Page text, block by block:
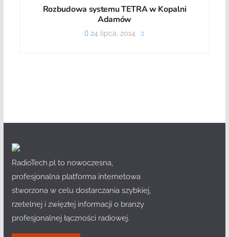
Rozbudowa systemu TETRA w Kopalni
Adamów
24 lipca, 2014
RadioTech.pl to nowoczesna,
profesjonalna platforma internetowa
stworzona w celu dostarczania szybkiej,
rzetelnej i zwięzłej informacji o branży
profesjonalnej łączności radiowej.